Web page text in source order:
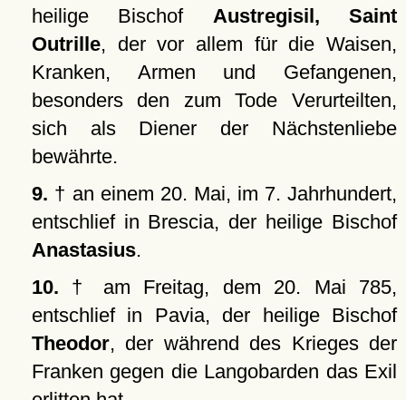
heilige Bischof Austregisil, Saint
Outrille, der vor allem für die Waisen,
Kranken, Armen und Gefangenen,
besonders den zum Tode Verurteilten,
sich als Diener der Nächstenliebe
bewährte.
9. † an einem 20. Mai, im 7. Jahrhundert,
entschlief in Brescia, der heilige Bischof
Anastasius.
10. † am Freitag, dem 20. Mai 785,
entschlief in Pavia, der heilige Bischof
Theodor, der während des Krieges der
Franken gegen die Langobarden das Exil